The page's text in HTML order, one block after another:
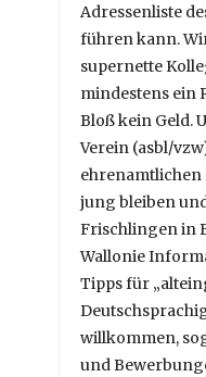
Adressenliste
führen kann.
supernette
mindestens ein
Bloß kein Geld.
Verein (asbl/
ehrenamtlichen
jung bleiben
Frischlingen in
Wallonie
Tipps für
willkommen,
und